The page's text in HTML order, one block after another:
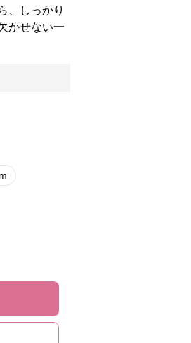
、しっかり
かせない一